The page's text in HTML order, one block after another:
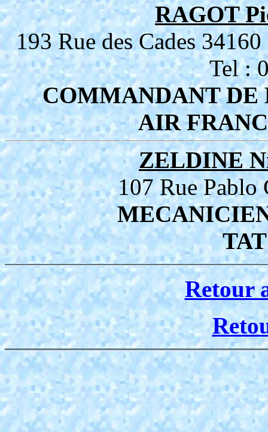
RAGOT
193 Rue des Cades
Tel :
COMMANDANT DE
AIR
ZELDINE
107 Rue Pablo
Retour